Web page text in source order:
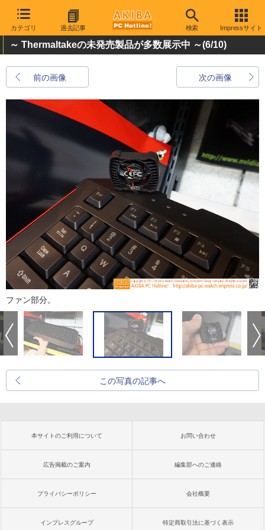
カテゴリ 過去記事 検索 Impressサイト
～ Thermaltakeの未発売製品が多数展示中 ～(6/10)
前の画像 次の画像
ファン部分。
この写真の記事へ
本サイトのご利用について お問い合わせ
広告掲載のご案内 編集部へのご連絡
プライバシーポリシー 会社概要
インプレスグループ 特定商取引法に基づく表示